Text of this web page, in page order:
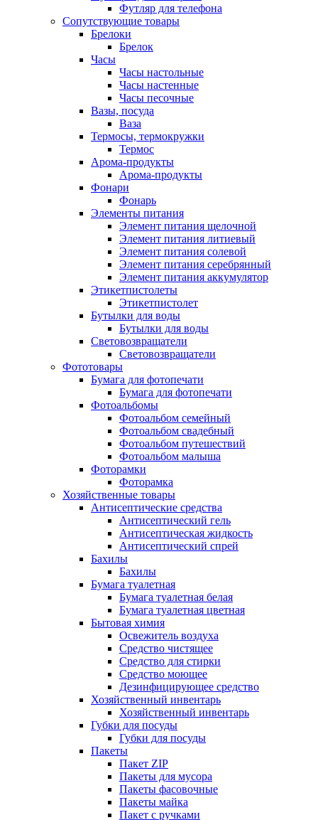
Футляр для телефона
Сопутствующие товары
Брелоки
Брелок
Часы
Часы настольные
Часы настенные
Часы песочные
Вазы, посуда
Ваза
Термосы, термокружки
Термос
Арома-продукты
Арома-продукты
Фонари
Фонарь
Элементы питания
Элемент питания щелочной
Элемент питания литиевый
Элемент питания солевой
Элемент питания серебрянный
Элемент питания аккумулятор
Этикетпистолеты
Этикетпистолет
Бутылки для воды
Бутылки для воды
Световозвращатели
Световозвращатели
Фототовары
Бумага для фотопечати
Бумага для фотопечати
Фотоальбомы
Фотоальбом семейный
Фотоальбом свадебный
Фотоальбом путешествий
Фотоальбом малыша
Фоторамки
Фоторамка
Хозяйственные товары
Антисептические средства
Антисептический гель
Антисептическая жидкость
Антисептический спрей
Бахилы
Бахилы
Бумага туалетная
Бумага туалетная белая
Бумага туалетная цветная
Бытовая химия
Освежитель воздуха
Средство чистящее
Средство для стирки
Средство моющее
Дезинфицирующее средство
Хозяйственный инвентарь
Хозяйственный инвентарь
Губки для посуды
Губки для посуды
Пакеты
Пакет ZIP
Пакеты для мусора
Пакеты фасовочные
Пакеты майка
Пакет с ручками